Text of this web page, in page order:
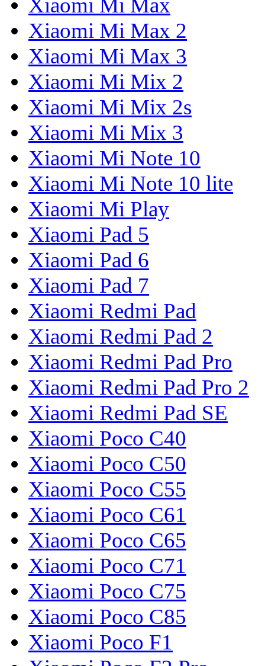
Xiaomi Mi Max
Xiaomi Mi Max 2
Xiaomi Mi Max 3
Xiaomi Mi Mix 2
Xiaomi Mi Mix 2s
Xiaomi Mi Mix 3
Xiaomi Mi Note 10
Xiaomi Mi Note 10 lite
Xiaomi Mi Play
Xiaomi Pad 5
Xiaomi Pad 6
Xiaomi Pad 7
Xiaomi Redmi Pad
Xiaomi Redmi Pad 2
Xiaomi Redmi Pad Pro
Xiaomi Redmi Pad Pro 2
Xiaomi Redmi Pad SE
Xiaomi Poco C40
Xiaomi Poco C50
Xiaomi Poco C55
Xiaomi Poco C61
Xiaomi Poco C65
Xiaomi Poco C71
Xiaomi Poco C75
Xiaomi Poco C85
Xiaomi Poco F1